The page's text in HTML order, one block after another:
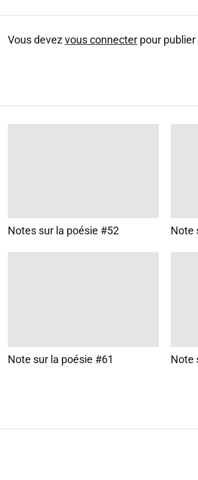
Vous devezvous connecter pour
Notes sur la poésie #52 Note
Note sur la poésie #61 Note